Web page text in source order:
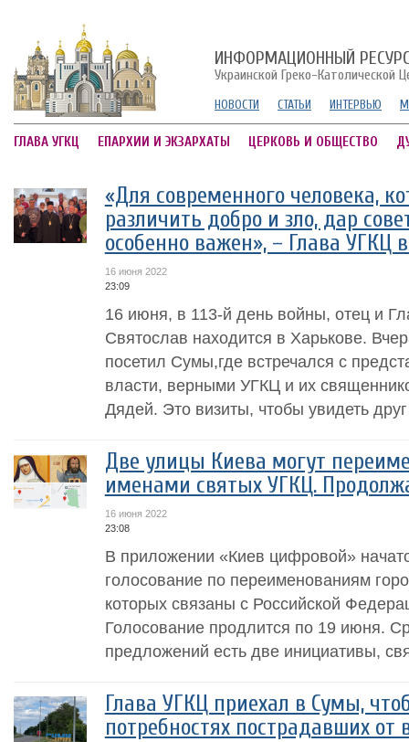
ИНФОРМАЦИОННЫЙ
Украинской Греко-Католической
НОВОСТИ СТАТЬИ ИНТЕРВЬЮ
ГЛАВА УГКЦ ЕПАРХИИ И ЭКЗАРХАТЫ ЦЕРКОВЬ И ОБЩЕСТВО
«Для современного человека,
различить добро и зло, дар
особенно важен», – Глава УГКЦ
16 июня 2022
23:09
16 июня, в 113-й день войны, отец и
Святослав находится в Харькове.
посетил Сумы,где встречался с
власти, верными УГКЦ и их
Дядей. Это визиты, чтобы увидеть
Две улицы Киева могут
именами святых УГКЦ.
16 июня 2022
23:08
В приложении «Киев цифровой»
голосование по переименованиям
которых связаны с Российской
Голосование продлится по 19 июня.
предложений есть две инициативы,
Глава УГКЦ приехал в Сумы,
потребностях пострадавших от